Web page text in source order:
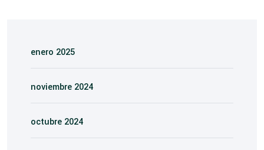
enero 2025
noviembre 2024
octubre 2024